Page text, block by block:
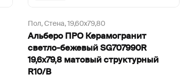
Пол, Стена,19,60х79,80
Альберо ПРО Керамогранит
светло-бежевый SG707990R
19,6х79,8 матовый структурный
R10/B